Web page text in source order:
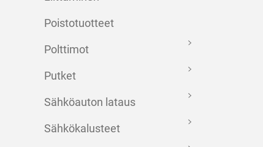
Poistotuotteet
Polttimot
Putket
Sähköauton lataus
Sähkökalusteet